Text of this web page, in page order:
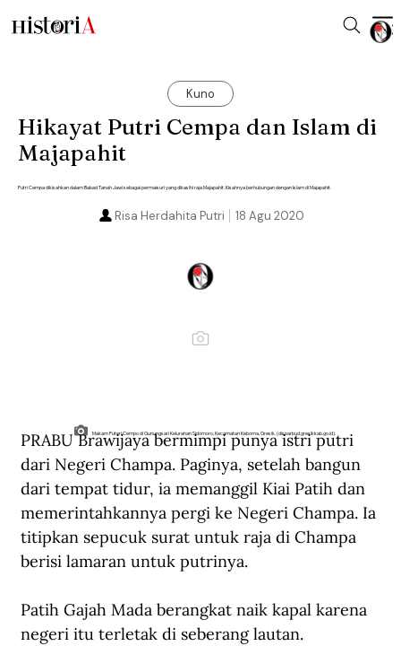
Kuno
Hikayat Putri Cempa dan Islam di
Majapahit
Putri Cempa dikisahkan dalam Babad Tanah Jawi sebagai permaisuri yang dikasihi raja Majapahit. Kisahnya berhubungan dengan Islam di Majapahit.
18 Agu 2020
Risa Herdahita Putri
Makam Puteri Cempo di Gunungsari Kelurahan Sidomoro, Kecamatan Keboma, Gresik. (disparbud.gresikkab.go.id).
PRABU Brawijaya bermimpi punya istri putri
dari Negeri Champa. Paginya, setelah bangun
dari tempat tidur, ia memanggil Kiai Patih dan
memerintahkannya pergi ke Negeri Champa. Ia
titipkan sepucuk surat untuk raja di Champa
berisi lamaran untuk putrinya.
Patih Gajah Mada berangkat naik kapal karena
negeri itu terletak di seberang lautan.